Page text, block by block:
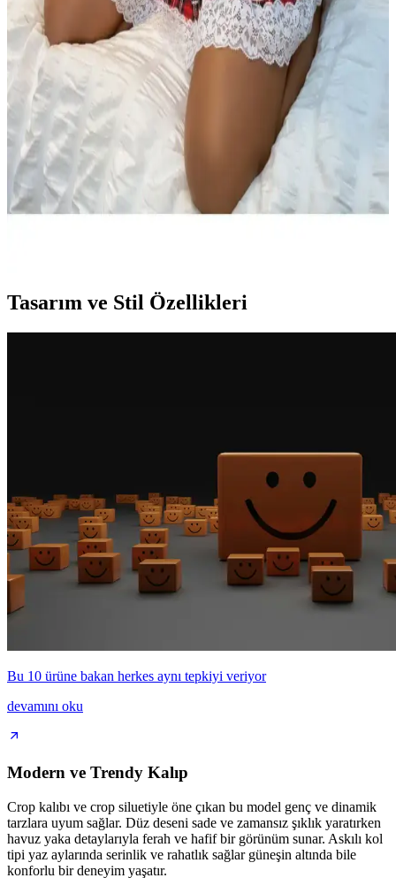
Cottonhill Ayarlanabilir İnce Askılı Lazer Kesim
Crop Büstiyer Kadınlar İçin Şık ve Konforlu
Tasarım
Cottonhill'in şık ve rahat crop büstiyeri, ayarlanabilir askıları ve
çeşitli renk seçenekleriyle modern kadınların favorisi oluyor. Esnek
yapısı ve uygun beden ölçüleriyle konfor sağlar.
LUNİTA Fantezi Lise Kostümü Ekose Etekli
Büstiyer Takımı Detayları ve Kullanım İpuçları
LUNİTA markasının ekose etekli ve büstiyer takımı, genç ve
dinamik tasarımıyla günlük ve özel etkinlikler için ideal. Kaliteli
Tasarım ve Stil Özellikleri
Bu 10 ürüne bakan herkes aynı tepkiyi veriyor
devamını oku
Modern ve Trendy Kalıp
Crop kalıbı ve crop siluetiyle öne çıkan bu model genç ve dinamik
tarzlara uyum sağlar. Düz deseni sade ve zamansız şıklık yaratırken
havuz yaka detaylarıyla ferah ve hafif bir görünüm sunar. Askılı kol
tipi yaz aylarında serinlik ve rahatlık sağlar güneşin altında bile
konforlu bir deneyim yaşatır.